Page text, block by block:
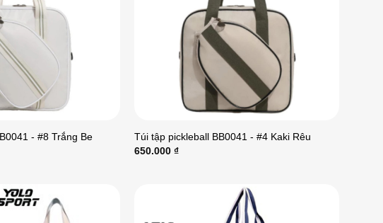
- #8 Trắng Be
Túi tập pickleball BB0041 - #4 Kaki Rêu
650.000 ₫